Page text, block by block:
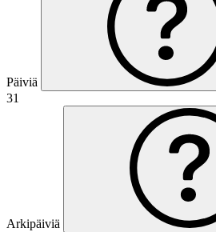
Päiviä
31
Arkipäiviä